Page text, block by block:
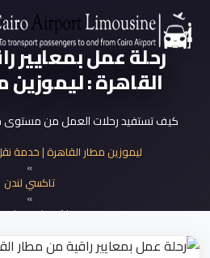
EN
AR
خدمات المطار
نحن
رحلة عمل بمعايير
القاهرة : ليموزين
كيف تستفيد رحلات العمل من مستوى
ليموزين مطار القاهرة | خدمة نقل
تاكسي لندن
رحلة عمل بمعايير